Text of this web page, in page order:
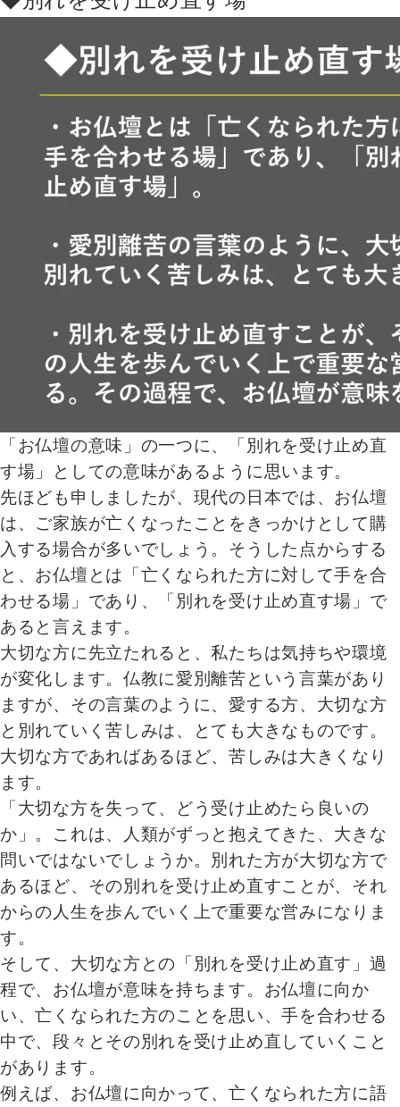
「お仏壇の意味」の一つに、「別れを受け止め直
す場」としての意味があるように思います。
先ほども申しましたが、現代の日本では、お仏壇
は、ご家族が亡くなったことをきっかけとして購
入する場合が多いでしょう。そうした点からする
と、お仏壇とは「亡くなられた方に対して手を合
わせる場」であり、「別れを受け止め直す場」で
あると言えます。
大切な方に先立たれると、私たちは気持ちや環境
が変化します。仏教に愛別離苦という言葉があり
ますが、その言葉のように、愛する方、大切な方
と別れていく苦しみは、とても大きなものです。
大切な方であればあるほど、苦しみは大きくなり
ます。
「大切な方を失って、どう受け止めたら良いの
か」。これは、人類がずっと抱えてきた、大きな
問いではないでしょうか。別れた方が大切な方で
あるほど、その別れを受け止め直すことが、それ
からの人生を歩んでいく上で重要な営みになりま
す。
そして、大切な方との「別れを受け止め直す」過
程で、お仏壇が意味を持ちます。お仏壇に向か
い、亡くなられた方のことを思い、手を合わせる
中で、段々とその別れを受け止め直していくこと
があります。
例えば、お仏壇に向かって、亡くなられた方に語